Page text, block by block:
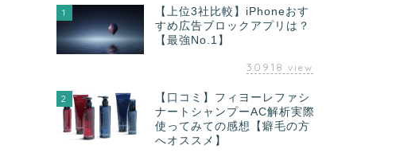
1
【上位3社比較】iPhoneおす
すめ広告ブロックアプリは？
【最強No.1】
30918 view
2
【口コミ】フィヨーレファシ
ナートシャンプーAC解析実際
使ってみての感想【癖毛の方
へオススメ】